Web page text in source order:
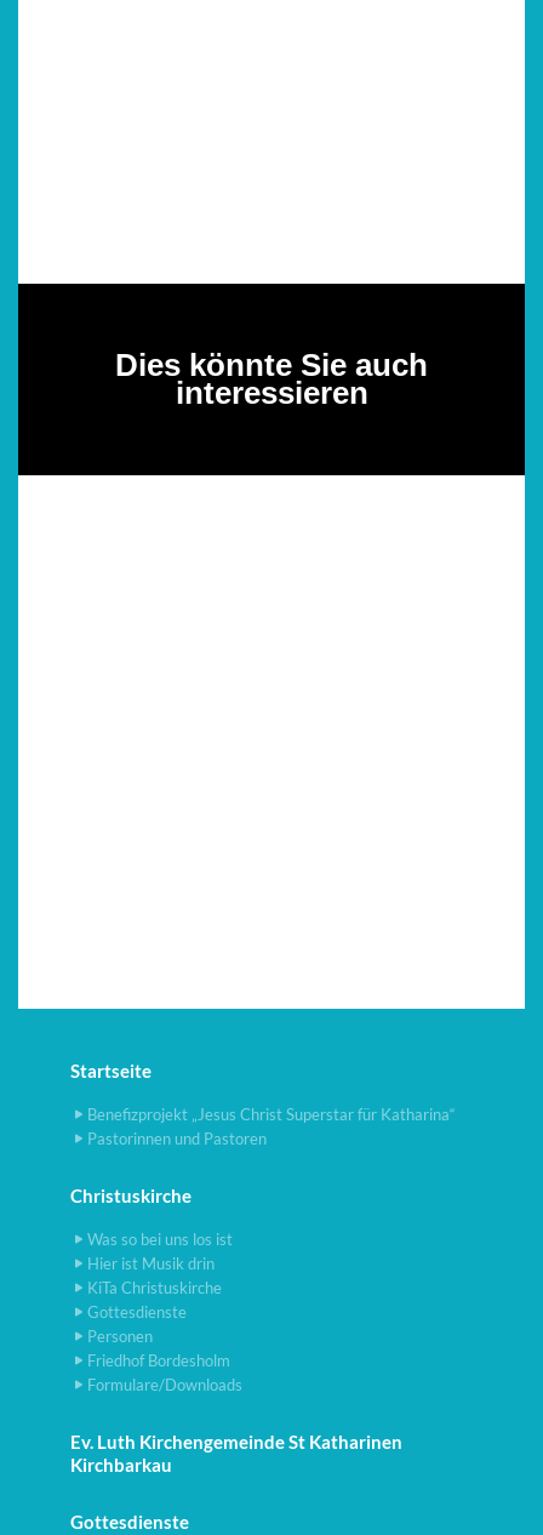
Dies könnte Sie auch
interessieren
Startseite
Benefizprojekt „Jesus Christ Superstar für Katharina“
Pastorinnen und Pastoren
Christuskirche
Was so bei uns los ist
Hier ist Musik drin
KiTa Christuskirche
Gottesdienste
Personen
Friedhof Bordesholm
Formulare/Downloads
Ev. Luth Kirchengemeinde St Katharinen
Kirchbarkau
Gottesdienste